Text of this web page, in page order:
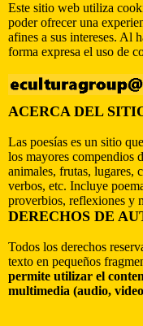
Este sitio web utiliza
poder ofrecer una
afines a sus intereses. Al
forma expresa el uso de
ACERCA DEL
Las poesías es un sitio
los mayores compendios
animales, frutas, lugares,
verbos, etc. Incluye
proverbios, reflexiones y
DERECHOS DE
Todos los derechos
texto en pequeños
permite utilizar el
multimedia (audio,